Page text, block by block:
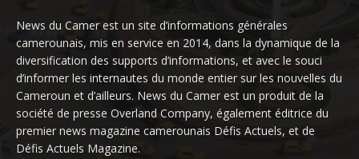
News du Camer est un site d’informations générales
camerounais, mis en service en 2014, dans la dynamique de la
diversification des supports d’informations, et avec le souci
d’informer les internautes du monde entier sur les nouvelles du
Cameroun et d’ailleurs. News du Camer est un produit de la
société de presse Overland Company, également éditrice du
premier news magazine camerounais Défis Actuels, et de
Défis Actuels Magazine.